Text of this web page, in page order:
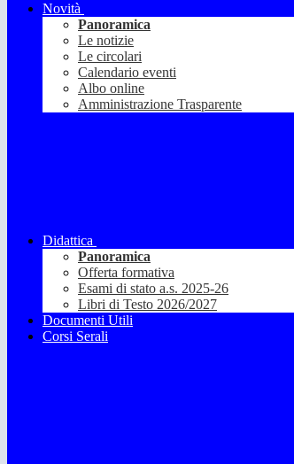
Novità
Panoramica
Le notizie
Le circolari
Calendario eventi
Albo online
Amministrazione Trasparente
Didattica
Panoramica
Offerta formativa
Esami di stato a.s. 2025-26
Libri di Testo 2026/2027
Documenti Utili
Corsi Serali